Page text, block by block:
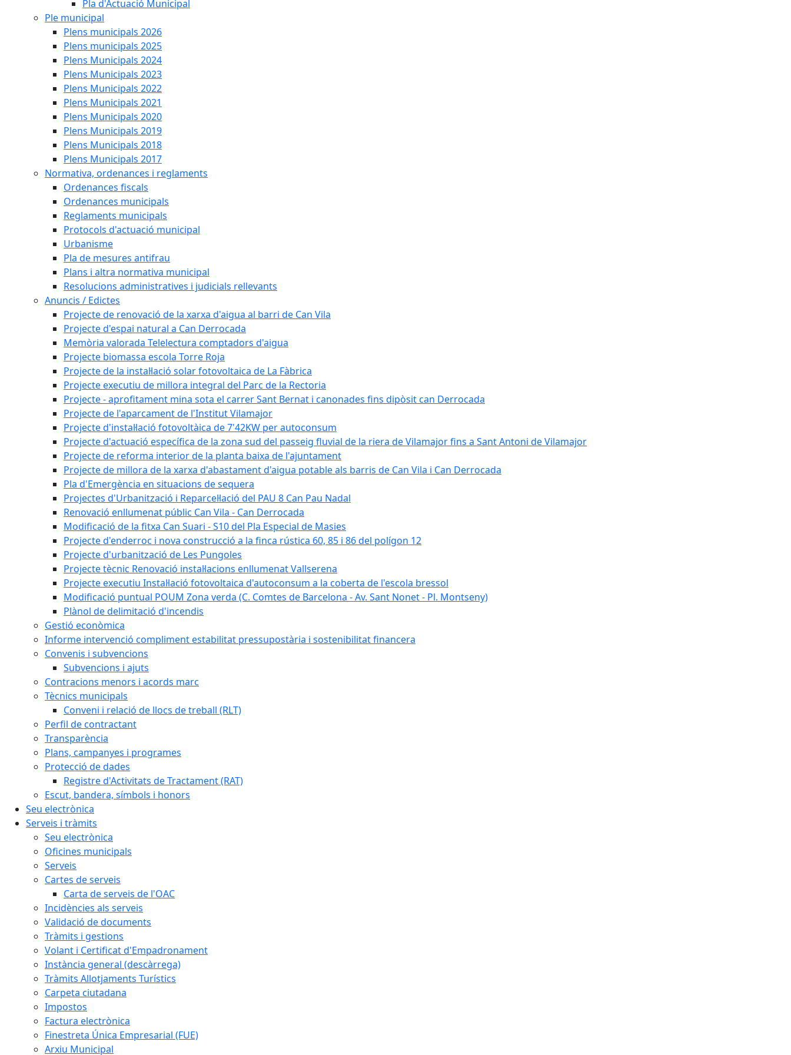
Pla d'Actuació Municipal
Ple municipal
Plens municipals 2026
Plens municipals 2025
Plens Municipals 2024
Plens Municipals 2023
Plens Municipals 2022
Plens Municipals 2021
Plens Municipals 2020
Plens Municipals 2019
Plens Municipals 2018
Plens Municipals 2017
Normativa, ordenances i reglaments
Ordenances fiscals
Ordenances municipals
Reglaments municipals
Protocols d'actuació municipal
Urbanisme
Pla de mesures antifrau
Plans i altra normativa municipal
Resolucions administratives i judicials rellevants
Anuncis / Edictes
Projecte de renovació de la xarxa d'aigua al barri de Can Vila
Projecte d'espai natural a Can Derrocada
Memòria valorada Telelectura comptadors d'aigua
Projecte biomassa escola Torre Roja
Projecte de la instal·lació solar fotovoltaica de La Fàbrica
Projecte executiu de millora integral del Parc de la Rectoria
Projecte - aprofitament mina sota el carrer Sant Bernat i canonades fins dipòsit can Derrocada
Projecte de l'aparcament de l'Institut Vilamajor
Projecte d'instal·lació fotovoltàica de 7'42KW per autoconsum
Projecte d'actuació específica de la zona sud del passeig fluvial de la riera de Vilamajor fins a Sant Antoni de Vilamajor
Projecte de reforma interior de la planta baixa de l'ajuntament
Projecte de millora de la xarxa d'abastament d'aigua potable als barris de Can Vila i Can Derrocada
Pla d'Emergència en situacions de sequera
Projectes d'Urbanització i Reparcel·lació del PAU 8 Can Pau Nadal
Renovació enllumenat públic Can Vila - Can Derrocada
Modificació de la fitxa Can Suari - S10 del Pla Especial de Masies
Projecte d'enderroc i nova construcció a la finca rústica 60, 85 i 86 del polígon 12
Projecte d'urbanització de Les Pungoles
Projecte tècnic Renovació instal·lacions enllumenat Vallserena
Projecte executiu Instal·lació fotovoltaica d'autoconsum a la coberta de l'escola bressol
Modificació puntual POUM Zona verda (C. Comtes de Barcelona - Av. Sant Nonet - Pl. Montseny)
Plànol de delimitació d'incendis
Gestió econòmica
Informe intervenció compliment estabilitat pressupostària i sostenibilitat financera
Convenis i subvencions
Subvencions i ajuts
Contracions menors i acords marc
Tècnics municipals
Conveni i relació de llocs de treball (RLT)
Perfil de contractant
Transparència
Plans, campanyes i programes
Protecció de dades
Registre d'Activitats de Tractament (RAT)
Escut, bandera, símbols i honors
Seu electrònica
Serveis i tràmits
Seu electrònica
Oficines municipals
Serveis
Cartes de serveis
Carta de serveis de l'OAC
Incidències als serveis
Validació de documents
Tràmits i gestions
Volant i Certificat d'Empadronament
Instància general (descàrrega)
Tràmits Allotjaments Turístics
Carpeta ciutadana
Impostos
Factura electrònica
Finestreta Única Empresarial (FUE)
Arxiu Municipal